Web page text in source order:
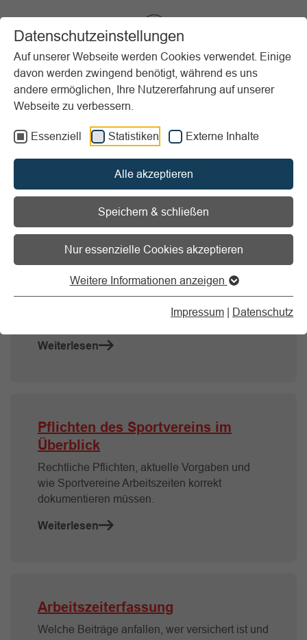
Datenschutzeinstellungen
Auf unserer Webseite werden Cookies verwendet. Einige
davon werden zwingend benötigt, während es uns
andere ermöglichen, Ihre Nutzererfahrung auf unserer
Webseite zu verbessern.
Essenziell Statistiken Externe Inhalte
Alle akzeptieren
Speichern & schließen
Nur essenzielle Cookies akzeptieren
Weitere Informationen anzeigen
Impressum | Datenschutz
Vereinsmanagement
Vergütung & Mitarbeit
Abhängige Beschäftigung
Vorlesen
Informationen zum Readspeaker öffnen
Abhängige Beschäftigung
Merkmale der
Arbeitnehmereigenschaft
steuerliche Anforderungen im Überblick.
Weiterlesen
Pflichten des Sportvereins im
Überblick
Rechtliche Pflichten, aktuelle Vorgaben und
wie Sportvereine Arbeitszeiten korrekt
dokumentieren müssen.
Weiterlesen
Arbeitszeiterfassung
Welche Beiträge anfallen, wer versichert ist und